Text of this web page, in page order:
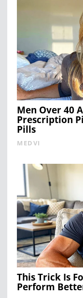
Men Over 40
Prescription
Pills
MEDVI
This Trick Is
Perform